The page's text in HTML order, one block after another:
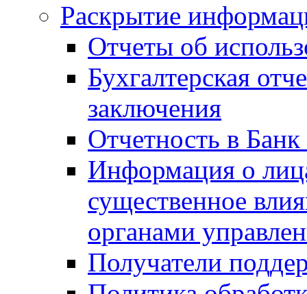
Раскрытие
Отчеты об
Бухгалтерская
заключения
Отчетность в
Информация о
существенное
органами
Получатели